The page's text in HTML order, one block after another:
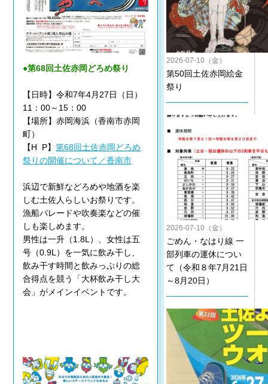
●第68回土佐赤岡どろめ祭り
【日時】令和7年4月27日（日）
11：00～15：00
【場所】赤岡海浜（香南市赤岡
町）
【H P】第68回土佐赤岡どろめ
祭りの開催について／香南市
浜辺で新鮮などろめや地酒を楽
しむ土佐人らしいお祭りです。
漁船パレードや吹奏楽などの催
しも楽しめます。
男性は一升（1.8L）、女性は五
号（0.9L）を一気に飲み干し、
飲み干す時間と飲みっぷりの総
合得点を競う「大杯飲み干し大
会」がメインイベントです。
2026-07-10（金）
第50回土佐赤岡絵金
祭り
2026-07-10（金）
ごめん・なはり線 一
部列車の運休につい
て（令和８年7月21日
～8月20日）